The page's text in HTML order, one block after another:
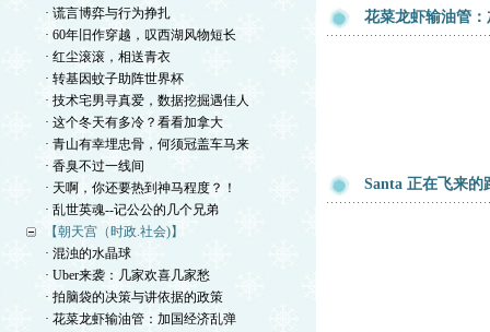
· 谎言博弈与行为挣扎
· 60年旧作穿越，叹西湖风物短长
· 红尘滚滚，相送青衣
· 转基因蚊子助阵世界杯
· 技术宅男寻真爱，数据挖掘遇佳人
· 这个冬天有多冷？看看加拿大
· 青山有幸埋忠骨，何须冠盖车马来
· 香臭不过一线间
· 天啊，你还要热到神马程度？！
· 乱世英魂--记公公的几个兄弟
【朝天宫（时政.社会)】
· 混浊的水晶球
· Uber来袭：几家欢喜几家愁
· 拍脑袋的决策与讲依据的政策
· 花菜龙虾输油管：加国经济乱弹
花菜龙虾输油管
Santa 正在飞来的